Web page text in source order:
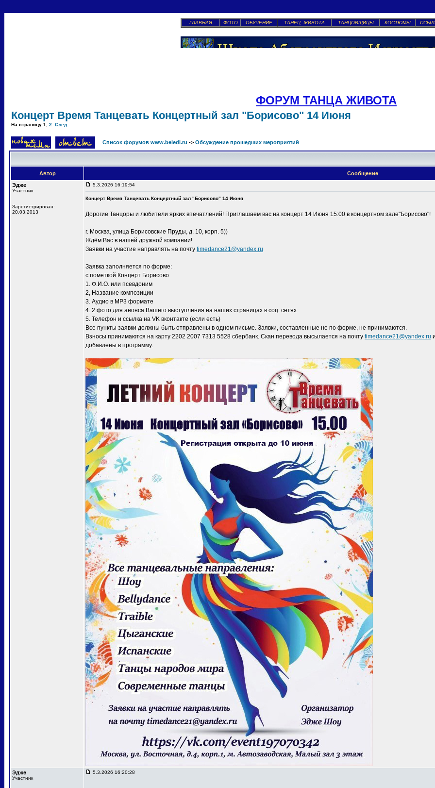
ГЛАВНАЯ ФОТО ОБУЧЕНИЕ ТАНЕЦ ЖИВОТА ТАНЦОВЩИЦЫ КОСТЮМЫ
ФОРУМ ТАНЦА ЖИВОТА
Концерт Время Танцевать Концертный зал "Борисово" 14 Июня
На страницу 1 2 След.
Список форумов www.beledi.ru -> Обсуждение прошедших мероприятий
Автор
Сообщение
Эдже
Участник
Зарегистрирован:
20.03.2013
5.3.2026 16:19:54
Концерт Время Танцевать Концертный зал "Борисово" 14 Июня
Дорогие Танцоры и любители ярких впечатлений! Приглашаем вас на концерт 14 Июня 15:00 в концертном зале"Борисово"!
г. Москва, улица Борисовские Пруды, д. 10, корп. 5))
Ждём Вас в нашей дружной компании!
Заявки на участие направлять на почту timedance21@yandex.ru
Заявка заполняется по форме:
с пометкой Концерт Борисово
1. Ф.И.О. или псевдоним
2, Название композиции
3. Аудио в МР3 формате
4. 2 фото для анонса Вашего выступления на наших страницах в соц. сетях
5. Телефон и ссылка на VK вконтакте (если есть)
Все пункты заявки должны быть отправлены в одном письме. Заявки, составленные не по форме, не принимаются.
Взносы принимаются на карту 2202 2007 7313 5528 сбербанк. Скан перевода высылается на почту timedance21@yandex.ru
добавлены в программу.
Эдже
Участник
5.3.2026 16:20:28